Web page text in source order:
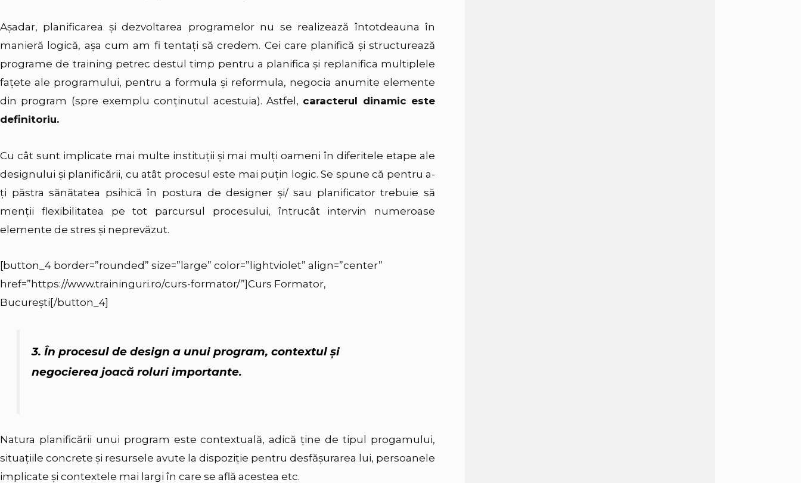
Aşadar, planificarea şi dezvoltarea programelor nu se realizează întotdeauna în
manieră logică, aşa cum am fi tentaţi să credem. Cei care planifică şi structurează
programe de training petrec destul timp pentru a planifica şi replanifica multiplele
faţete ale programului, pentru a formula şi reformula, negocia anumite elemente
din program (spre exemplu conţinutul acestuia). Astfel, caracterul dinamic este
definitoriu.
Cu cât sunt implicate mai multe instituţii şi mai mulţi oameni în diferitele etape ale
designului şi planificării, cu atât procesul este mai puţin logic. Se spune că pentru a-
ţi păstra sănătatea psihică în postura de designer şi/ sau planificator trebuie să
menţii flexibilitatea pe tot parcursul procesului, întrucât intervin numeroase
elemente de stres şi neprevăzut.
[button_4 border=”rounded” size=”large” color=”lightviolet” align=”center”
href=”https://www.traininguri.ro/curs-formator/”]Curs Formator,
București[/button_4]
3. În procesul de design a unui program, contextul şi
negocierea joacă roluri importante.
Natura planificării unui program este contextuală, adică ţine de tipul progamului,
situaţiile concrete şi resursele avute la dispoziţie pentru desfăşurarea lui, persoanele
implicate şi contextele mai largi în care se află acestea etc.